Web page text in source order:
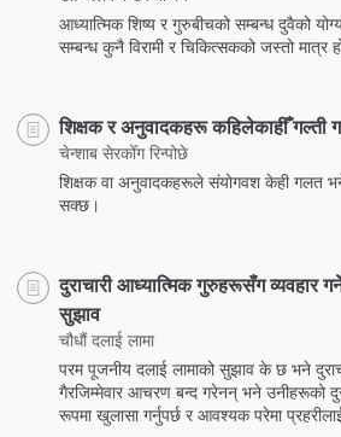
आध्यात्मिक शिष्य र गुरुबीचको सम्बन्ध दुवैको
सम्बन्ध कुनै विरामी र चिकित्सकको जस्तो मात्र
शिक्षक र अनुवादकहरू कहिलेकाहीँ गल्ती
चेन्शाब सेरकोँग रिन्पोछे
शिक्षक वा अनुवादकहरूले संयोगवश केही गलत
सक्छ।
दुराचारी आध्यात्मिक गुरुहरूसँग व्यवहार
सुझाव
चौधौं दलाई लामा
परम पूजनीय दलाई लामाको सुझाव के छ भने
गैरजिम्मेवार आचरण बन्द गरेनन् भने उनीहरूको
रूपमा खुलासा गर्नुपर्छ र आवश्यक परेमा